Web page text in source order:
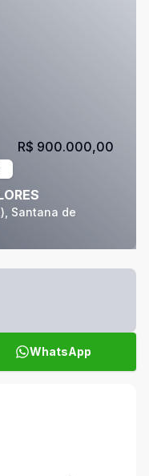
Santana de
R$ 900.000,00
WhatsApp